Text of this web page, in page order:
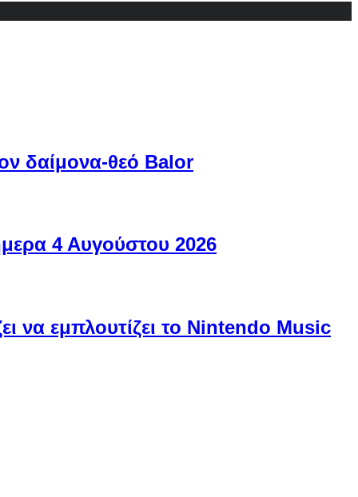
δαίμονα-θεό Balor
4 Αυγούστου 2026
να εμπλουτίζει το Nintendo Music